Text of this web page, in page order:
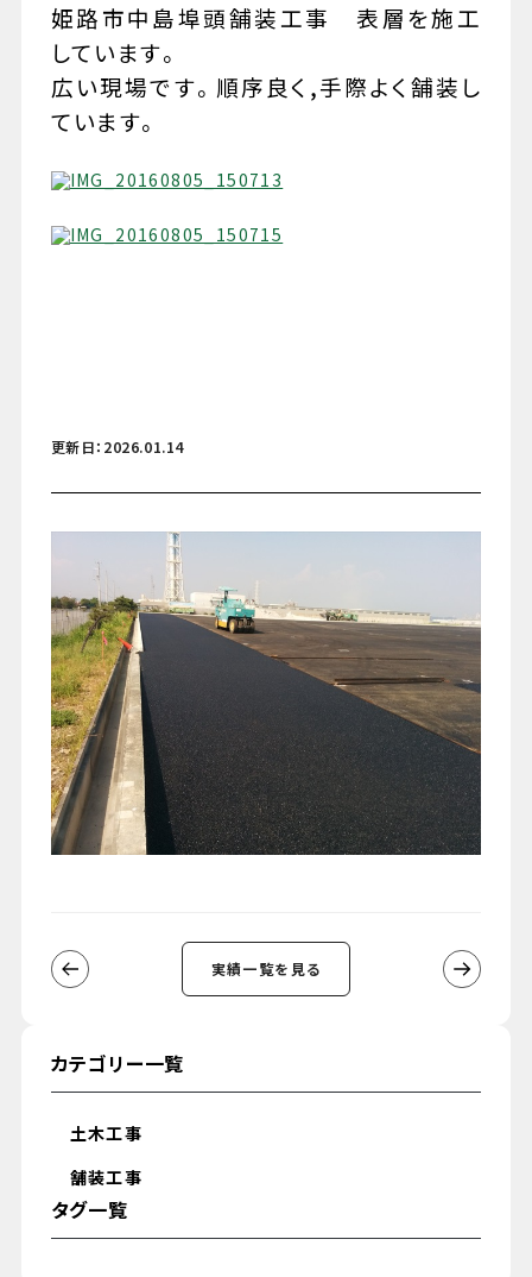
079-447-4112
お問い合わせ
姫路市中島埠頭舗装工事 表層を施工
しています。
広い現場です。順序良く,手際よく舗装し
ています。
更新日：2026.01.14
実績一覧を見る
カテゴリー一覧
土木工事
舗装工事
タグ一覧